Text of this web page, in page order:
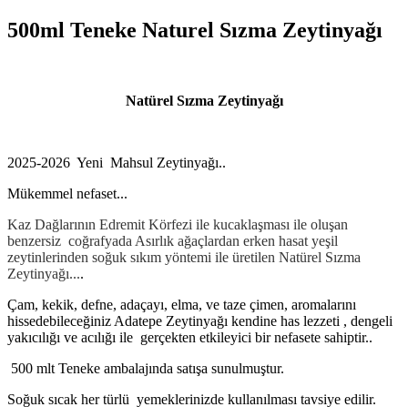
500ml Teneke Naturel Sızma Zeytinyağı
Natürel Sızma Zeytinyağı
2025-2026 Yeni Mahsul Zeytinyağı..
Mükemmel nefaset...
Kaz Dağlarının Edremit Körfezi ile kucaklaşması ile oluşan
benzersiz coğrafyada Asırlık ağaçlardan erken hasat yeşil
zeytinlerinden soğuk sıkım yöntemi ile üretilen Natürel Sızma
Zeytinyağı....
Çam, kekik, defne, adaçayı, elma, ve taze çimen, aromalarını
hissedebileceğiniz Adatepe Zeytinyağı kendine has lezzeti , dengeli
yakıcılığı ve acılığı ile gerçekten etkileyici bir nefasete sahiptir..
500 mlt Teneke ambalajında satışa sunulmuştur.
Soğuk sıcak her türlü yemeklerinizde kullanılması tavsiye edilir.